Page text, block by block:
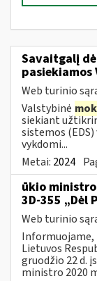
Savaitgalį
pasiekiamos
Web turinio
Valstybinė
siekiant
sistemos
vykdomi...
Metai: 2024
ūkio ministro
3D-355 „Dėl
Web turinio
Informuojame,
Lietuvos
gruodžio 22 d.
ministro 2020